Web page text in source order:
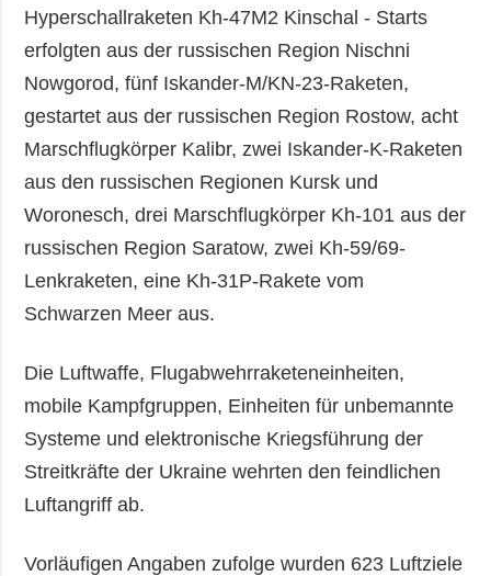
Hyperschallraketen Kh-47M2 Kinschal - Starts
erfolgten aus der russischen Region Nischni
Nowgorod, fünf Iskander-M/KN-23-Raketen,
gestartet aus der russischen Region Rostow, acht
Marschflugkörper Kalibr, zwei Iskander-K-Raketen
aus den russischen Regionen Kursk und
Woronesch, drei Marschflugkörper Kh-101 aus der
russischen Region Saratow, zwei Kh-59/69-
Lenkraketen, eine Kh-31P-Rakete vom
Schwarzen Meer aus.
Die Luftwaffe, Flugabwehrraketeneinheiten,
mobile Kampfgruppen, Einheiten für unbemannte
Systeme und elektronische Kriegsführung der
Streitkräfte der Ukraine wehrten den feindlichen
Luftangriff ab.
Vorläufigen Angaben zufolge wurden 623 Luftziele